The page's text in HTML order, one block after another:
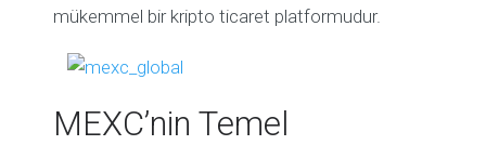
mükemmel bir kripto ticaret platformudur.
MEXC’nin Temel